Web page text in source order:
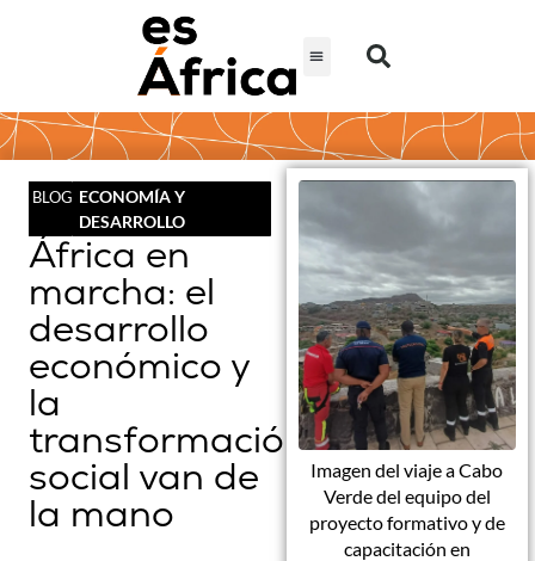
BLOG ECONOMÍA Y
DESARROLLO
África en
marcha: el
desarrollo
económico y
la
transformación
social van de
la mano
Imagen del viaje a Cabo
Verde del equipo del
proyecto formativo y de
capacitación en